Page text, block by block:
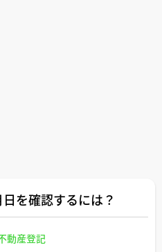
を確認するには？
動産登記